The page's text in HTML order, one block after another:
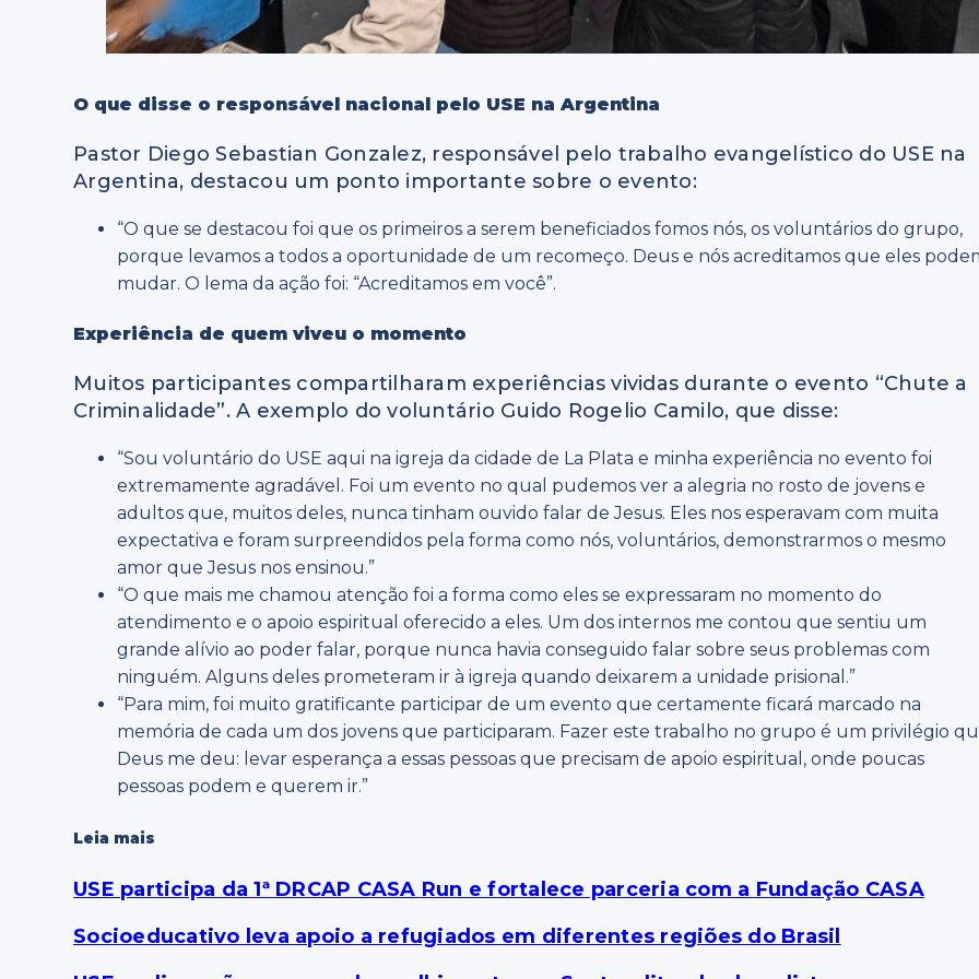
O que disse o responsável nacional pelo USE na Argentina
Pastor Diego Sebastian Gonzalez, responsável pelo trabalho evangelístico do USE na
Argentina, destacou um ponto importante sobre o evento:
“O que se destacou foi que os primeiros a serem beneficiados fomos nós, os voluntários do grupo,
porque levamos a todos a oportunidade de um recomeço. Deus e nós acreditamos que eles
mudar. O lema da ação foi: “Acreditamos em você”.
Experiência de quem viveu o momento
Muitos participantes compartilharam experiências vividas durante o evento “Chute a
Criminalidade”. A exemplo do voluntário Guido Rogelio Camilo, que disse:
“Sou voluntário do USE aqui na igreja da cidade de La Plata e minha experiência no evento foi
extremamente agradável. Foi um evento no qual pudemos ver a alegria no rosto de jovens e
adultos que, muitos deles, nunca tinham ouvido falar de Jesus. Eles nos esperavam com muita
expectativa e foram surpreendidos pela forma como nós, voluntários, demonstrarmos o mesmo
amor que Jesus nos ensinou.”
“O que mais me chamou atenção foi a forma como eles se expressaram no momento do
atendimento e o apoio espiritual oferecido a eles. Um dos internos me contou que sentiu um
grande alívio ao poder falar, porque nunca havia conseguido falar sobre seus problemas com
ninguém. Alguns deles prometeram ir à igreja quando deixarem a unidade prisional.”
“Para mim, foi muito gratificante participar de um evento que certamente ficará marcado na
memória de cada um dos jovens que participaram. Fazer este trabalho no grupo é um privilégio
Deus me deu: levar esperança a essas pessoas que precisam de apoio espiritual, onde poucas
pessoas podem e querem ir.”
Leia mais
USE participa da 1ª DRCAP CASA Run e fortalece parceria com a Fundação CASA
Socioeducativo leva apoio a refugiados em diferentes regiões do Brasil